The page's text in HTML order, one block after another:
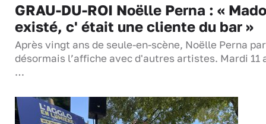
GRAU-DU-ROI Noëlle Perna : «
existé, c' était une cliente du bar »
Après vingt ans de seule-en-scène, Noëlle Perna
désormais l’affiche avec d'autres artistes. Mardi 11
…